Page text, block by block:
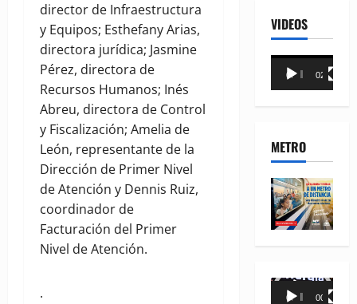
director de Infraestructura
y Equipos; Esthefany Arias,
directora jurídica; Jasmine
Pérez, directora de
Recursos Humanos; Inés
Abreu, directora de Control
y Fiscalización; Amelia de
León, representante de la
Dirección de Primer Nivel
de Atención y Dennis Ruiz,
coordinador de
Facturación del Primer
Nivel de Atención.
.
VIDEOS
Reproductor
00:00 02:18
METRO
Reproductor
00:00 00:35